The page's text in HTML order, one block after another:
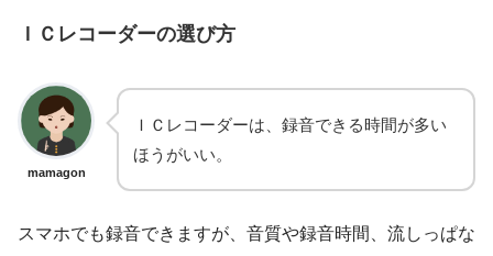
ＩＣレコーダーの選び方
mamagon
ＩＣレコーダーは、録音できる時間が多い
ほうがいい。
スマホでも録音できますが、音質や録音時間、流しっぱな